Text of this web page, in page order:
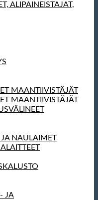
ALIPAINEISTAJAT,
MAANTIIVISTÄJÄT
MAANTIIVISTÄJÄT
JA NAULAIMET
JA